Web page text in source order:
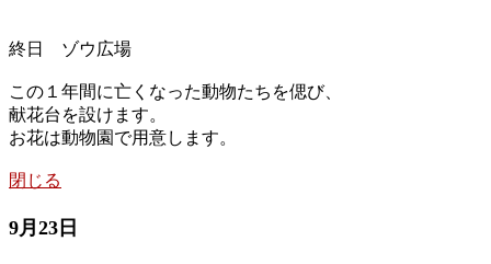
終日 ゾウ広場
この１年間に亡くなった動物たちを偲び、
献花台を設けます。
お花は動物園で用意します。
閉じる
9月23日